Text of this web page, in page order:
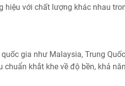
với chất lượng khác nhau
gia như Malaysia, Trung
khắt khe về độ bền, khả